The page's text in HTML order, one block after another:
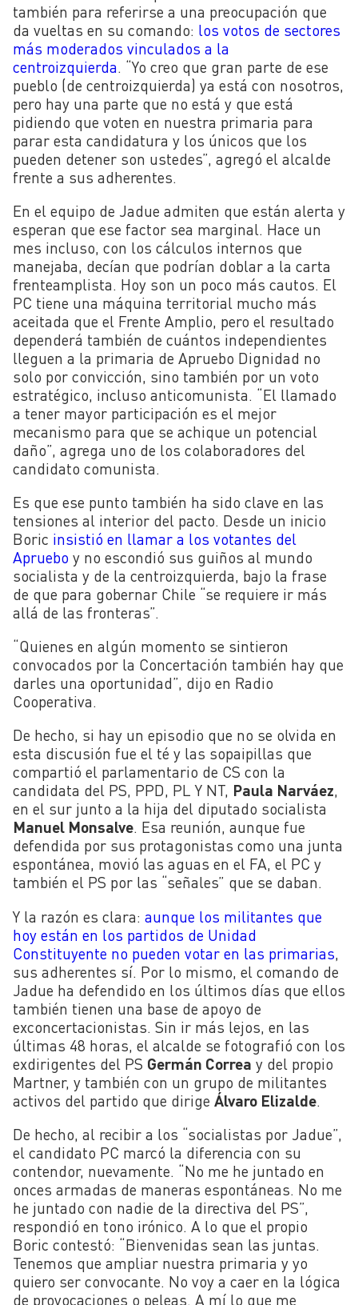
también para referirse a una preocupación que
da vueltas en su comando: los votos de sectores
más moderados vinculados a la
centroizquierda. “Yo creo que gran parte de ese
pueblo (de centroizquierda) ya está con nosotros,
pero hay una parte que no está y que está
pidiendo que voten en nuestra primaria para
parar esta candidatura y los únicos que los
pueden detener son ustedes”, agregó el alcalde
frente a sus adherentes.
En el equipo de Jadue admiten que están alerta y
esperan que ese factor sea marginal. Hace un
mes incluso, con los cálculos internos que
manejaba, decían que podrían doblar a la carta
frenteamplista. Hoy son un poco más cautos. El
PC tiene una máquina territorial mucho más
aceitada que el Frente Amplio, pero el resultado
dependerá también de cuántos independientes
lleguen a la primaria de Apruebo Dignidad no
solo por convicción, sino también por un voto
estratégico, incluso anticomunista. “El llamado
a tener mayor participación es el mejor
mecanismo para que se achique un potencial
daño”, agrega uno de los colaboradores del
candidato comunista.
Es que ese punto también ha sido clave en las
tensiones al interior del pacto. Desde un inicio
Boric insistió en llamar a los votantes del
Apruebo y no escondió sus guiños al mundo
socialista y de la centroizquierda, bajo la frase
de que para gobernar Chile “se requiere ir más
allá de las fronteras”.
“Quienes en algún momento se sintieron
convocados por la Concertación también hay que
darles una oportunidad”, dijo en Radio
Cooperativa.
De hecho, si hay un episodio que no se olvida en
esta discusión fue el té y las sopaipillas que
compartió el parlamentario de CS con la
candidata del PS, PPD, PL Y NT, Paula Narváez,
en el sur junto a la hija del diputado socialista
Manuel Monsalve. Esa reunión, aunque fue
defendida por sus protagonistas como una junta
espontánea, movió las aguas en el FA, el PC y
también el PS por las “señales” que se daban.
Y la razón es clara: aunque los militantes que
hoy están en los partidos de Unidad
Constituyente no pueden votar en las primarias
sus adherentes sí. Por lo mismo, el comando de
Jadue ha defendido en los últimos días que ellos
también tienen una base de apoyo de
exconcertacionistas. Sin ir más lejos, en las
últimas 48 horas, el alcalde se fotografió con los
exdirigentes del PS Germán Correa y del propio
Martner, y también con un grupo de militantes
activos del partido que dirige Álvaro Elizalde
De hecho, al recibir a los “socialistas por Jadue”,
el candidato PC marcó la diferencia con su
contendor, nuevamente. “No me he juntado en
onces armadas de maneras espontáneas. No me
he juntado con nadie de la directiva del PS”,
respondió en tono irónico. A lo que el propio
Boric contestó: “Bienvenidas sean las juntas.
Tenemos que ampliar nuestra primaria y yo
quiero ser convocante. No voy a caer en la lógica
de provocaciones o peleas. A mí lo que me